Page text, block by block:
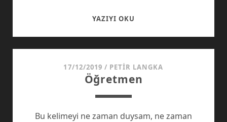
YAZIYI OKU
17/12/2019 / PETIR LANGKA
Öğretmen
Bu kelimeyi ne zaman duysam, ne zaman